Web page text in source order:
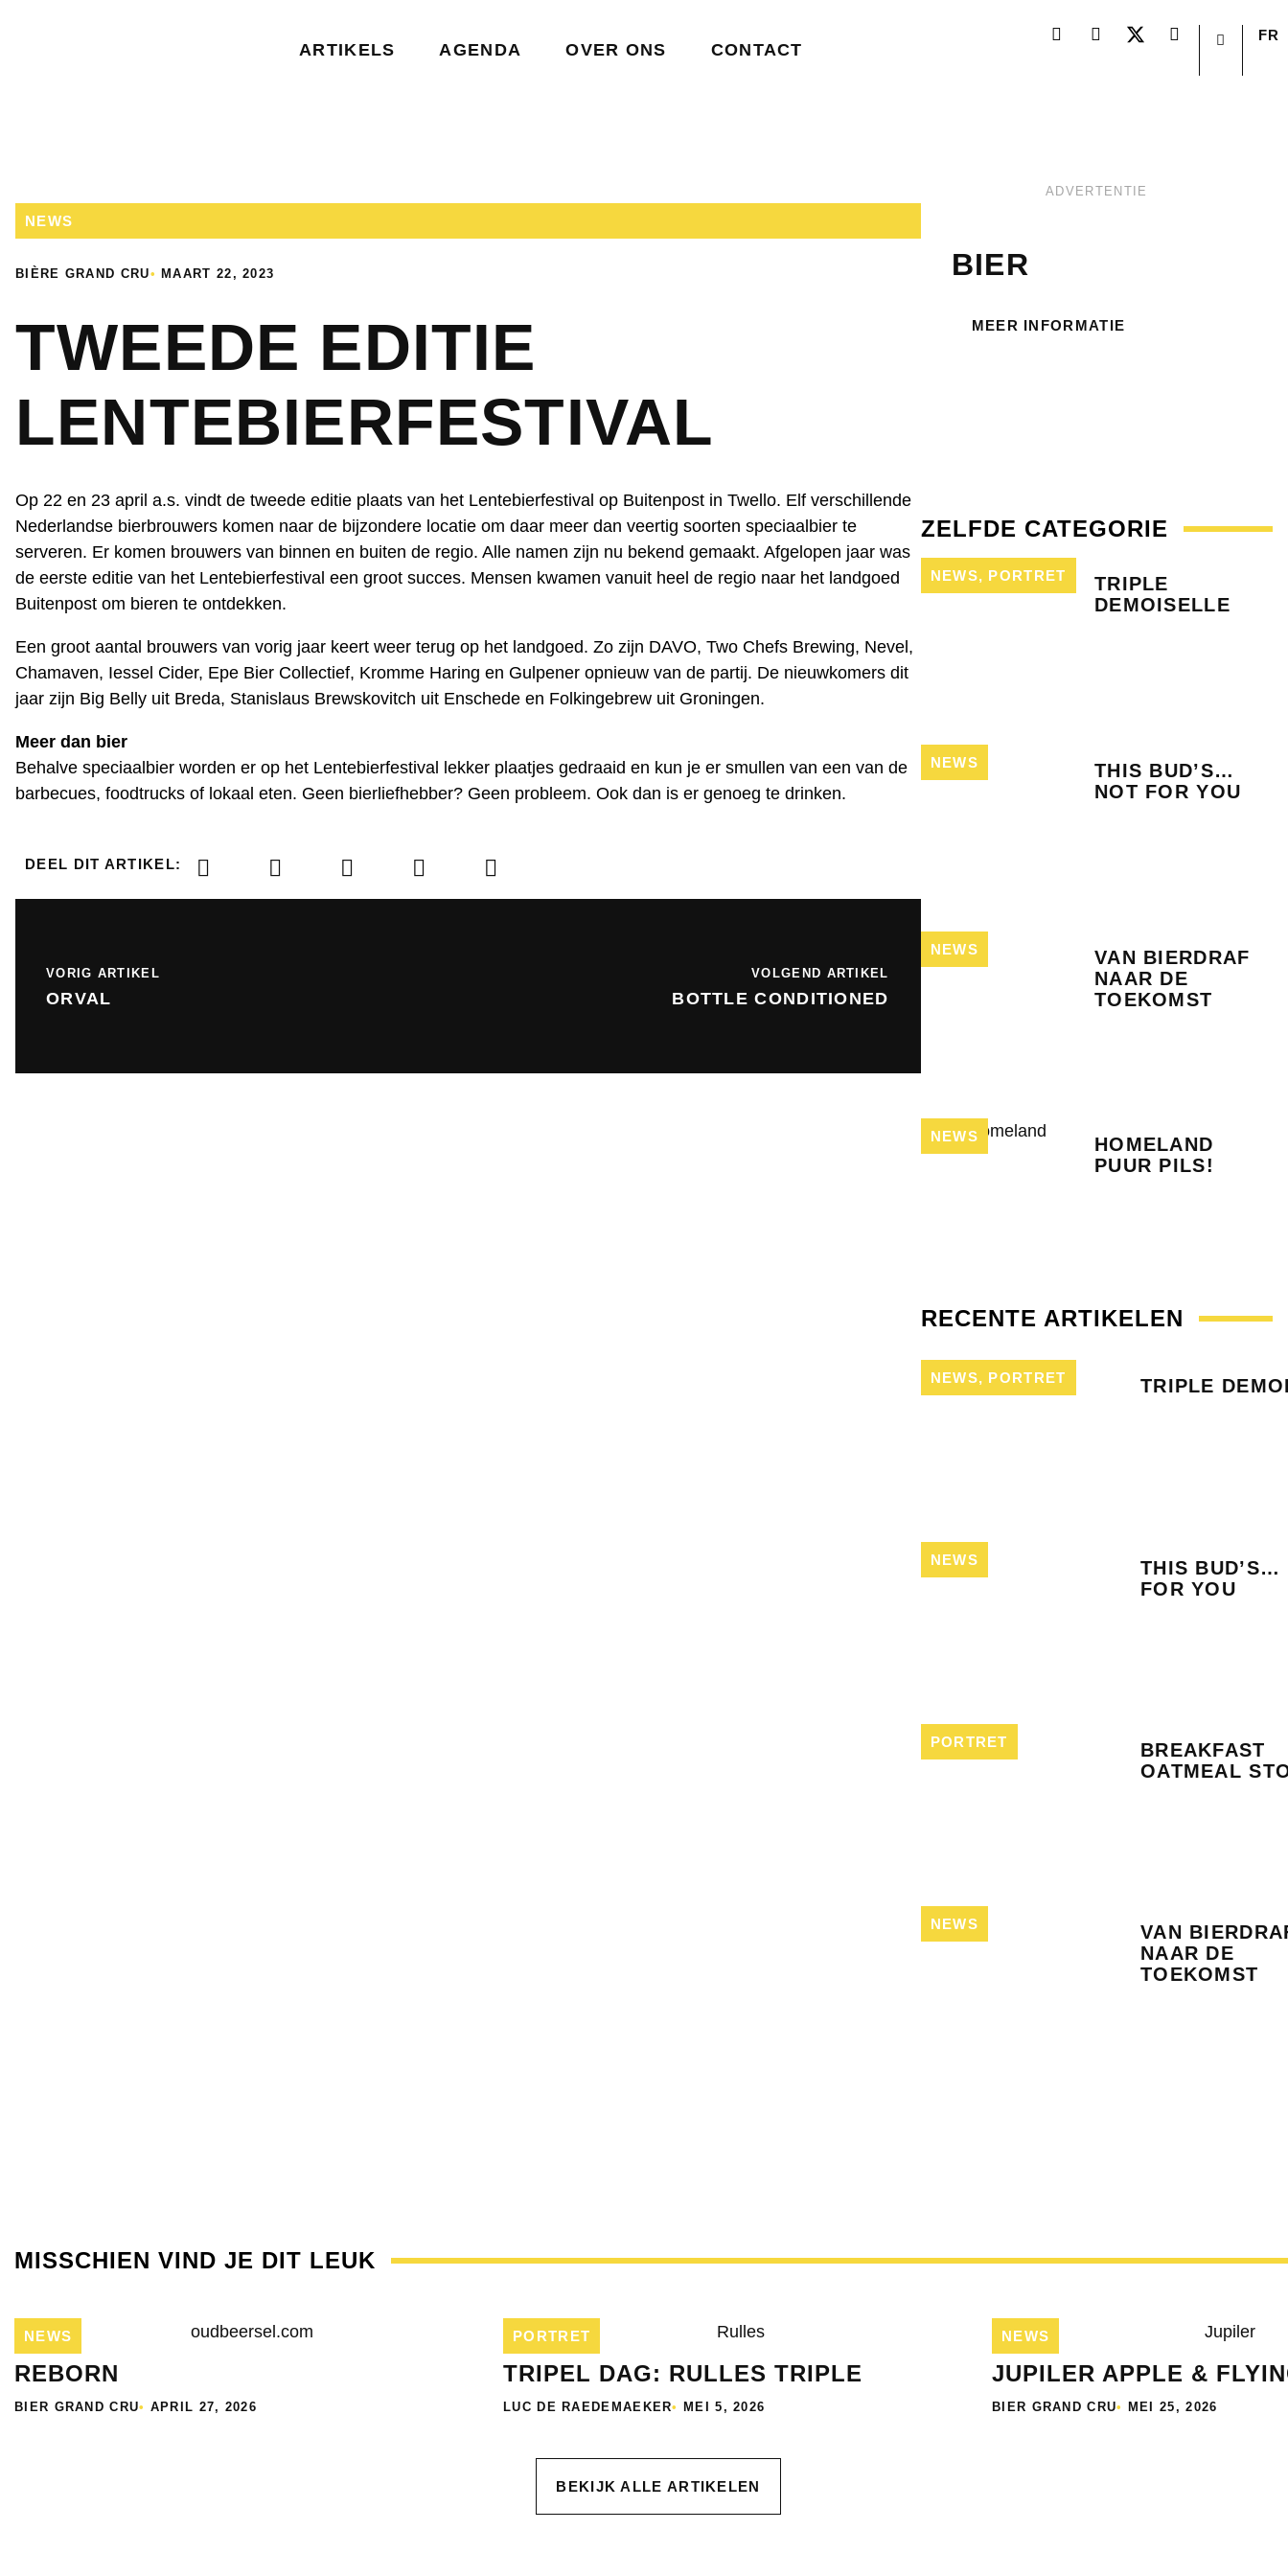
ARTIKELS AGENDA OVER ONS CONTACT
FR
NEWS
BIÈRE GRAND CRU• MAART 22, 2023
TWEEDE EDITIE
LENTEBIERFESTIVAL
Op 22 en 23 april a.s. vindt de tweede editie plaats van het Lentebierfestival op Buitenpost in Twello. Elf verschillende
Nederlandse bierbrouwers komen naar de bijzondere locatie om daar meer dan veertig soorten speciaalbier te
serveren. Er komen brouwers van binnen en buiten de regio. Alle namen zijn nu bekend gemaakt. Afgelopen jaar was
de eerste editie van het Lentebierfestival een groot succes. Mensen kwamen vanuit heel de regio naar het landgoed
Buitenpost om bieren te ontdekken.
Een groot aantal brouwers van vorig jaar keert weer terug op het landgoed. Zo zijn DAVO, Two Chefs Brewing, Nevel,
Chamaven, Iessel Cider, Epe Bier Collectief, Kromme Haring en Gulpener opnieuw van de partij. De nieuwkomers dit
jaar zijn Big Belly uit Breda, Stanislaus Brewskovitch uit Enschede en Folkingebrew uit Groningen.
Meer dan bier
Behalve speciaalbier worden er op het Lentebierfestival lekker plaatjes gedraaid en kun je er smullen van een van de
barbecues, foodtrucks of lokaal eten. Geen bierliefhebber? Geen probleem. Ook dan is er genoeg te drinken.
DEEL DIT ARTIKEL:
VORIG ARTIKEL
ORVAL
VOLGEND ARTIKEL
BOTTLE CONDITIONED
ADVERTENTIE
BIER
MEER INFORMATIE
ZELFDE CATEGORIE
NEWS, PORTRET
TRIPLE
DEMOISELLE
NEWS
THIS BUD’S…
NOT FOR YOU
NEWS
VAN BIERDRAF
NAAR DE
TOEKOMST
NEWS
HOMELAND
PUUR PILS!
RECENTE ARTIKELEN
NEWS, PORTRET TRIPLE
NEWS
THIS BUD’S…
FOR YOU
PORTRET
BREAKFAST
OATMEAL
NEWS
VAN
NAAR DE
TOEKOMST
MISSCHIEN VIND JE DIT LEUK
NEWS
REBORN
BIER GRAND CRU• APRIL 27, 2026
PORTRET
TRIPEL DAG: RULLES TRIPLE
LUC DE RAEDEMAEKER• MEI 5, 2026
NEWS
JUPILER APPLE &
BIER GRAND CRU• MEI 25, 2026
BEKIJK ALLE ARTIKELEN